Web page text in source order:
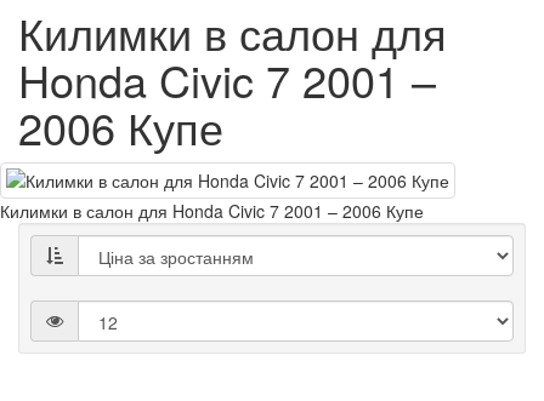
Килимки в салон для
Honda Civic 7 2001 –
2006 Купе
Килимки в салон для Honda Civic 7 2001 – 2006 Купе